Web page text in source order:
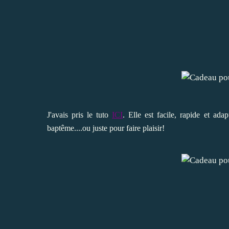
J'avais pris le tuto ICI. Elle est facile, rapide et
baptême....ou juste pour faire plaisir!